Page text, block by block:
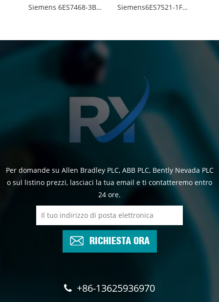
Siemens 6ES7468-3BB50-0AA0 Siemens6ES7521-1FH00-0AA0
Per domande su Allen Bradley PLC, ABB PLC, Bently Nevada PLC
o sul listino prezzi, lasciaci la tua email e ti contatteremo entro
24 ore.
RICHIESTA ORA
+86-13625936970